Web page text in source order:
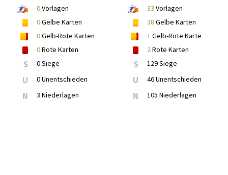
0Vorlagen
0Gelbe Karten
0Gelb-Rote Karten
0Rote Karten
S 0 Siege
U 0 Unentschieden
N 3 Niederlagen
33 Vorlagen
38 Gelbe Karten
1 Gelb-Rote Karte
2Rote Karten
S 129 Siege
U 46 Unentschieden
N 105 Niederlagen